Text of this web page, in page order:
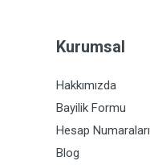
Kurumsal
Hakkımızda
Bayilik Formu
Hesap Numaraları
Blog